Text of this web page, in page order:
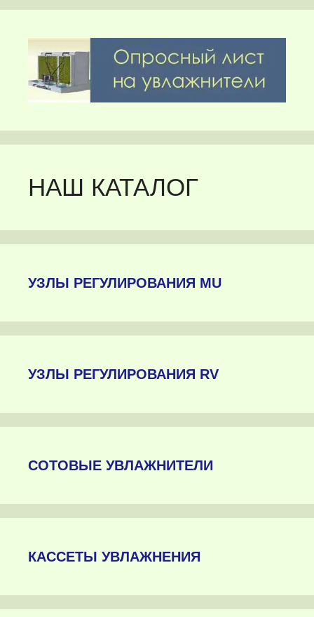
НАШ КАТАЛОГ
УЗЛЫ РЕГУЛИРОВАНИЯ MU
УЗЛЫ РЕГУЛИРОВАНИЯ RV
СОТОВЫЕ УВЛАЖНИТЕЛИ
КАССЕТЫ УВЛАЖНЕНИЯ